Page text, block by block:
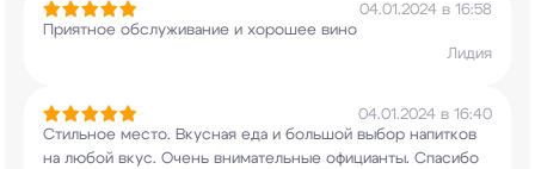
04.01.2024 в 16:58
Приятное обслуживание и хорошее вино
Лидия
04.01.2024 в 16:40
Стильное место. Вкусная еда и большой выбор напитков
на любой вкус. Очень внимательные официанты. Спасибо